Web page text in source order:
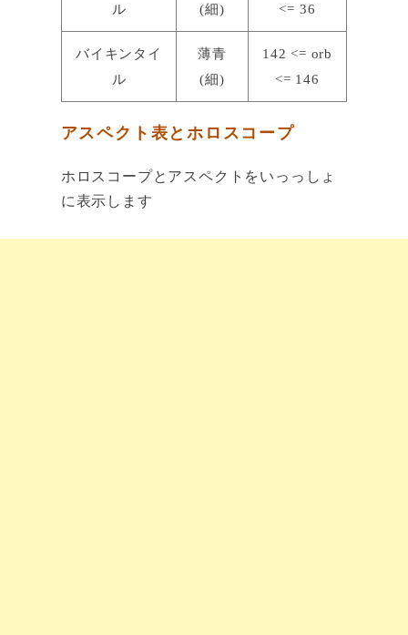
ル
(細)
<= 36
バイキンタイ
ル
薄青
(細)
142 <= orb
<= 146
アスペクト表とホロスコープ
ホロスコープとアスペクトをいっっしょ
に表示します